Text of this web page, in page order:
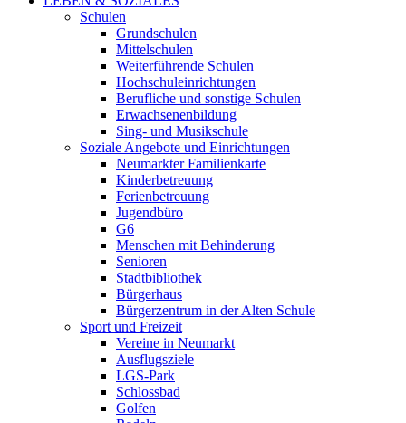
Schulen
Grundschulen
Mittelschulen
Weiterführende Schulen
Hochschuleinrichtungen
Berufliche und sonstige Schulen
Erwachsenenbildung
Sing- und Musikschule
Soziale Angebote und Einrichtungen
Neumarkter Familienkarte
Kinderbetreuung
Ferienbetreuung
Jugendbüro
G6
Menschen mit Behinderung
Senioren
Stadtbibliothek
Bürgerhaus
Bürgerzentrum in der Alten Schule
Sport und Freizeit
Vereine in Neumarkt
Ausflugsziele
LGS-Park
Schlossbad
Golfen